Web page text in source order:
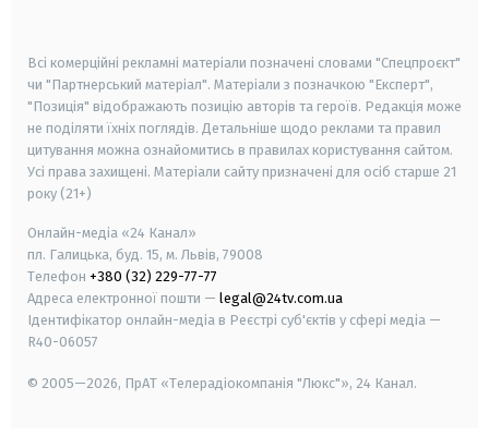
Всі комерційні рекламні матеріали позначені словами "Спецпроєкт"
чи "Партнерський матеріал". Матеріали з позначкою "Експерт",
"Позиція" відображають позицію авторів та героїв. Редакція може
не поділяти їхніх поглядів. Детальніше щодо реклами та правил
цитування можна ознайомитись в правилах користування сайтом.
Усі права захищені. Матеріали сайту призначені для осіб старше 21
року (21+)
Онлайн-медіа «24 Канал»
пл. Галицька, буд. 15, м. Львів, 79008
Телефон +380 (32) 229-77-77
Адреса електронної пошти — legal@24tv.com.ua
Ідентифікатор онлайн-медіа в Реєстрі суб'єктів у сфері медіа —
R40-06057
© 2005—2026, ПрАТ «Телерадіокомпанія "Люкс"», 24 Канал.